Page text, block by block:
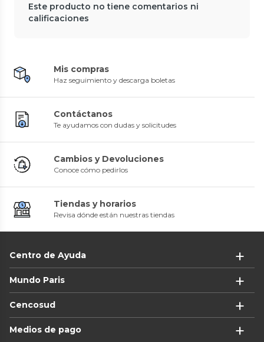
Este producto no tiene comentarios ni
calificaciones
Mis compras
Haz seguimiento y descarga boletas
Contáctanos
Te ayudamos con dudas y solicitudes
Cambios y Devoluciones
Conoce cómo pedirlos
Tiendas y horarios
Revisa dónde están nuestras tiendas
Centro de Ayuda
Mundo Paris
Cencosud
Medios de pago